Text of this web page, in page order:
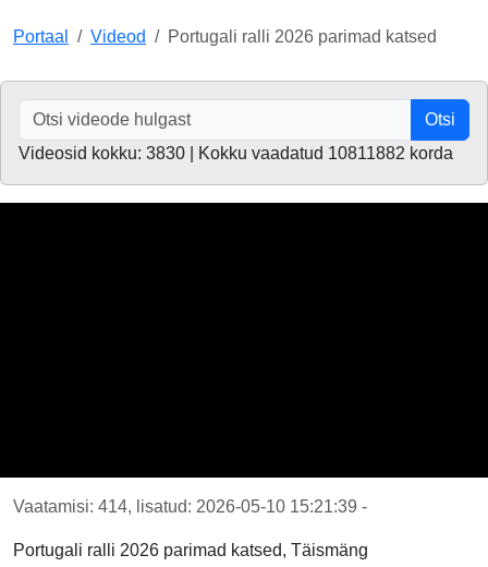
Portaal Videod Portugali ralli 2026 parimad katsed
Otsi
Videosid kokku: 3830 | Kokku vaadatud 10811882 korda
Vaatamisi: 414, lisatud: 2026-05-10 15:21:39 -
Portugali ralli 2026 parimad katsed, Täismäng